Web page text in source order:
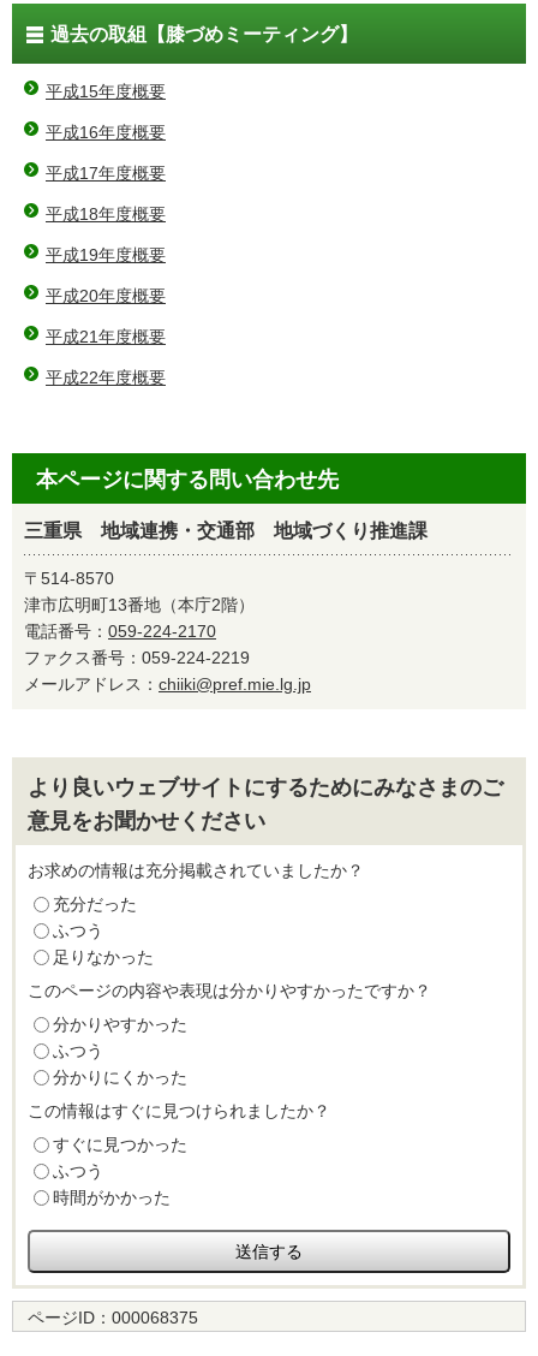
過去の取組【膝づめミーティング】
平成15年度概要
平成16年度概要
平成17年度概要
平成18年度概要
平成19年度概要
平成20年度概要
平成21年度概要
平成22年度概要
本ページに関する問い合わせ先
三重県 地域連携・交通部 地域づくり推進課
〒514-8570
津市広明町13番地（本庁2階）
電話番号： 059-224-2170
ファクス番号：059-224-2219
メールアドレス： chiiki@pref.mie.lg.jp
より良いウェブサイトにするためにみなさまのご
意見をお聞かせください
お求めの情報は充分掲載されていましたか？
充分だった
ふつう
足りなかった
このページの内容や表現は分かりやすかったですか？
分かりやすかった
ふつう
分かりにくかった
この情報はすぐに見つけられましたか？
すぐに見つかった
ふつう
時間がかかった
ページID： 000068375